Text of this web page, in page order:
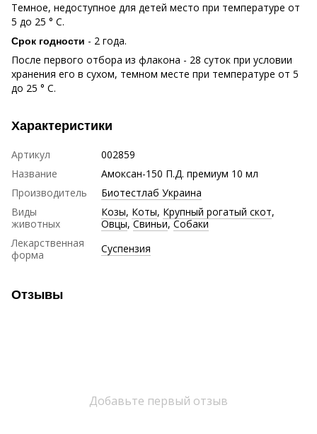
Темное, недоступное для детей место при температуре от
5 до 25 ° С.
Срок годности - 2 года.
После первого отбора из флакона - 28 суток при условии
хранения его в сухом, темном месте при температуре от 5
до 25 ° С.
Характеристики
Артикул
002859
Название
Амоксан-150 П.Д. премиум 10 мл
Производитель
Биотестлаб Украина
Виды
животных
Козы, Коты, Крупный рогатый скот,
Овцы, Свиньи, Собаки
Лекарственная
форма
Суспензия
Отзывы
Добавьте первый отзыв